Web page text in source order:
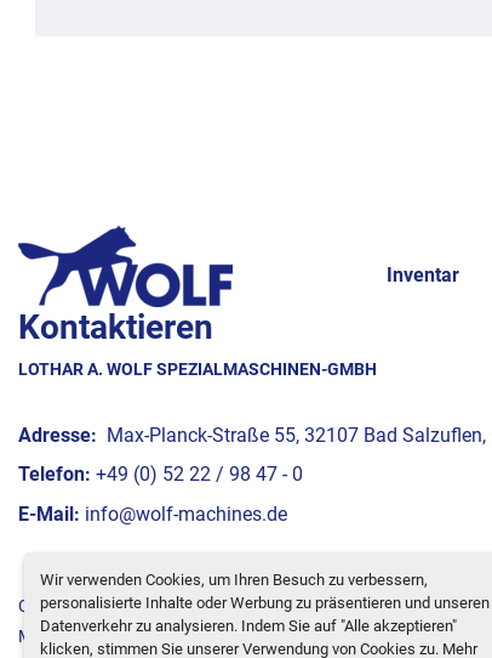
Wir verwenden Cookies, um Ihren Besuch zu verbessern,
personalisierte Inhalte oder Werbung zu präsentieren und unseren
Datenverkehr zu analysieren. Indem Sie auf "Alle akzeptieren"
klicken, stimmen Sie unserer Verwendung von Cookies zu. Mehr
Inventar
Kontaktieren
LOTHAR A. WOLF SPEZIALMASCHINEN-GMBH
Adresse: Max-Planck-Straße 55, 32107 Bad Salzuflen,
Telefon: +49 (0) 52 22 / 98 47 - 0
E-Mail: info@wolf-machines.de
Cookie-Einstellungen
Machinio System-Website vonMachinio